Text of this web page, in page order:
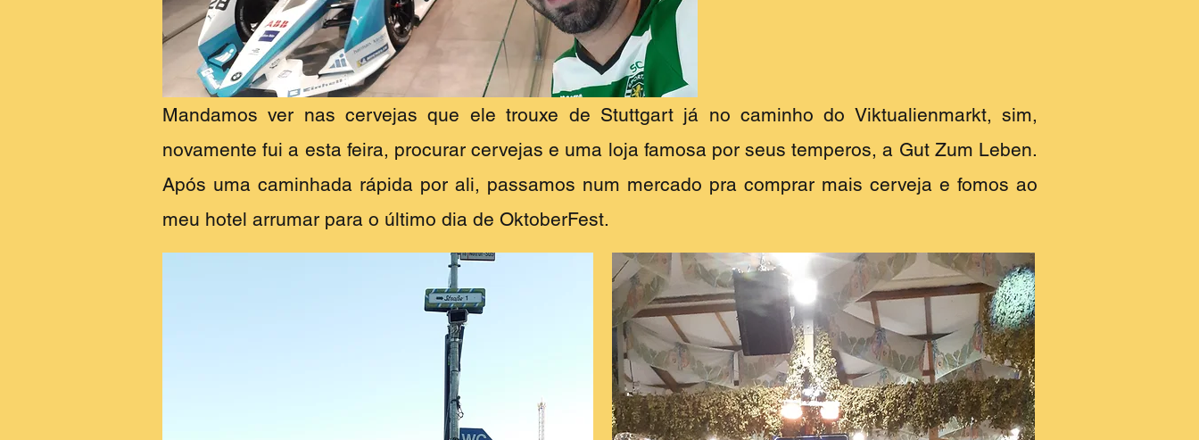
Mandamos ver nas cervejas que ele trouxe de Stuttgart já no caminho do Viktualienmarkt, sim,
novamente fui a esta feira, procurar cervejas e uma loja famosa por seus temperos, a Gut Zum Leben.
Após uma caminhada rápida por ali, passamos num mercado pra comprar mais cerveja e fomos ao
meu hotel arrumar para o último dia de OktoberFest.